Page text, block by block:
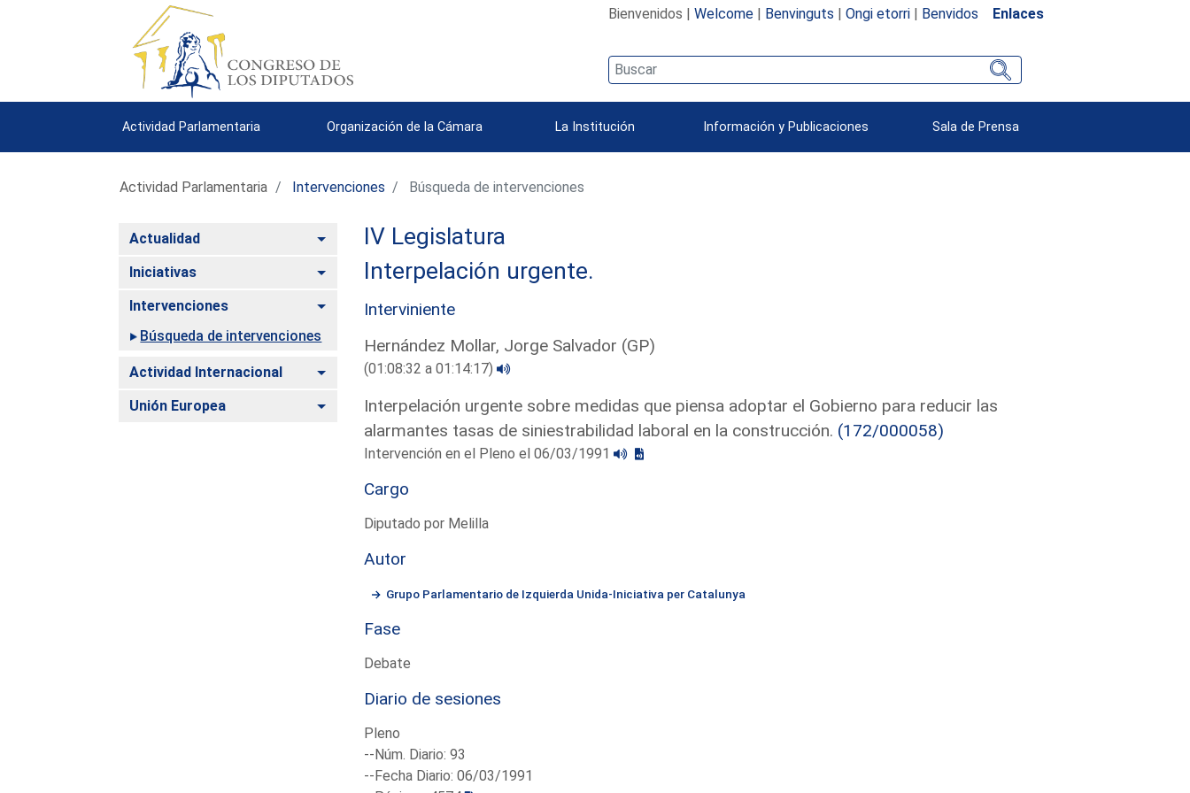
Bienvenidos | Welcome| Benvinguts | Ongi etorri| Benvidos Enlaces
Actividad Parlamentaria Organización de la Cámara La Institución Información y Publicaciones Sala de Prensa
Actividad Parlamentaria Intervenciones Búsqueda de intervenciones
Actualidad Alternar
Iniciativas Alternar
Intervenciones
Alternar
Búsqueda de intervenciones
Actividad Internacional Alternar
Unión Europea Alternar
IV Legislatura
Interpelación urgente.
Interviniente
Hernández Mollar, Jorge Salvador (GP)
(01:08:32 a 01:14:17)
Interpelación urgente sobre medidas que piensa adoptar el Gobierno para reducir las
alarmantes tasas de siniestrabilidad laboral en la construcción. (172/000058)
Intervención en el Pleno el 06/03/1991
Cargo
Diputado por Melilla
Autor
Grupo Parlamentario de Izquierda Unida-Iniciativa per Catalunya
Fase
Debate
Diario de sesiones
Pleno
--Núm. Diario: 93
--Fecha Diario: 06/03/1991